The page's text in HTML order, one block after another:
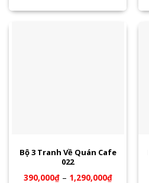
Bộ 3 Tranh Về Quán Cafe
022
390,000₫– 1,290,000₫